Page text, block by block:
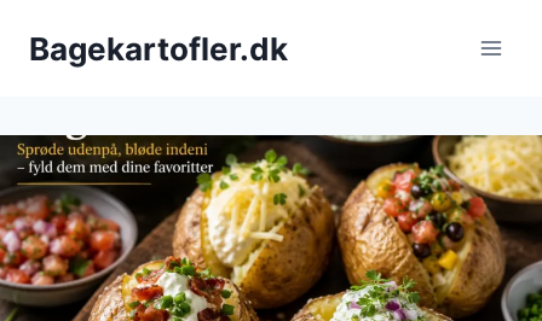
Bagekartofler.dk